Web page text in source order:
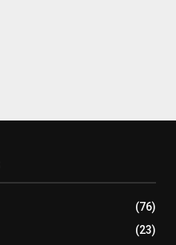
(76)
(23)